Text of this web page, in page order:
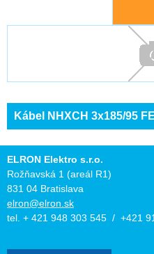
Kábel NHXCH 3x185/95
ELRON Elektro s.r.o.
Rožňavská 1 (areál R1)
831 04 Bratislava
elron@elron.sk
tel. + 421 948 303 545 / +421